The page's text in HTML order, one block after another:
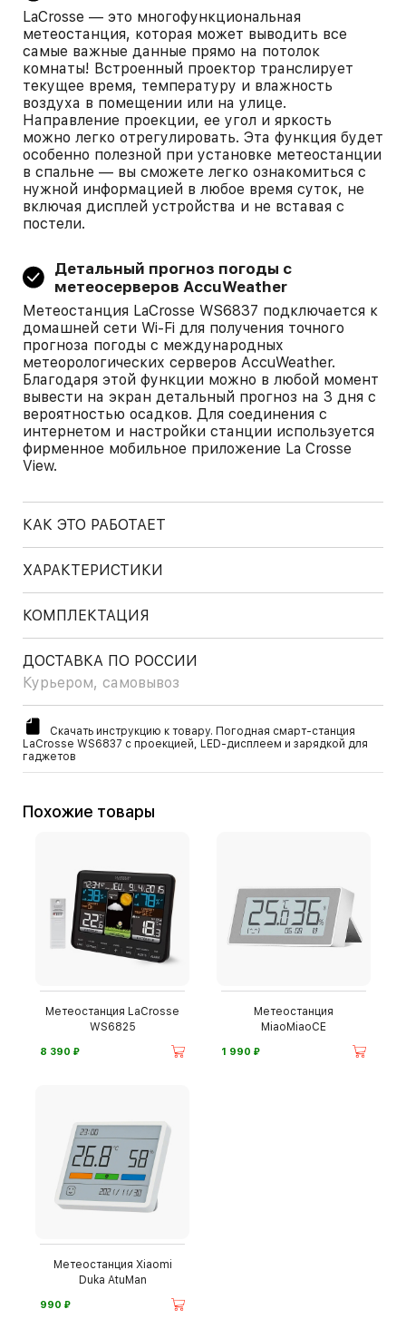
LaCrosse — это многофункциональная
метеостанция, которая может выводить все
самые важные данные прямо на потолок
комнаты! Встроенный проектор транслирует
текущее время, температуру и влажность
воздуха в помещении или на улице.
Направление проекции, ее угол и яркость
можно легко отрегулировать. Эта функция будет
особенно полезной при установке метеостанции
в спальне — вы сможете легко ознакомиться с
нужной информацией в любое время суток, не
включая дисплей устройства и не вставая с
постели.
Детальный прогноз погоды с
метеосерверов AcсuWeather
Метеостанция LaCrosse WS6837 подключается к
домашней сети Wi-Fi для получения точного
прогноза погоды с международных
метеорологических серверов AccuWeather.
Благодаря этой функции можно в любой момент
вывести на экран детальный прогноз на 3 дня с
вероятностью осадков. Для соединения с
интернетом и настройки станции используется
фирменное мобильное приложение La Crosse
View.
КАК ЭТО РАБОТАЕТ
ХАРАКТЕРИСТИКИ
КОМПЛЕКТАЦИЯ
ДОСТАВКА ПО РОССИИ
Курьером, самовывоз
Скачать инструкцию к товару. Погодная смарт-станция
LaCrosse WS6837 с проекцией, LED-дисплеем и зарядкой для
гаджетов
Похожие товары
Метеостанция LaCrosse
WS6825
8 390 ⃏
Метеостанция
MiaoMiaoCE
1 990 ⃏
Метеостанция Xiaomi
Duka AtuMan
990 ⃏